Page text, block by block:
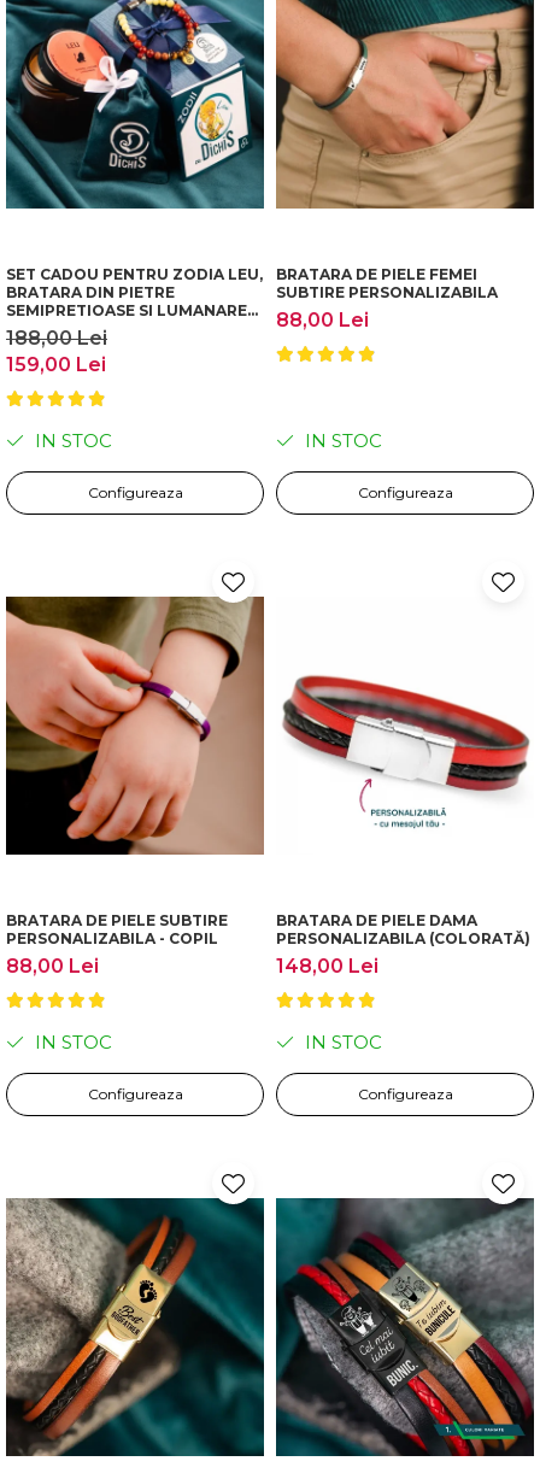
SET CADOU PENTRU ZODIA LEU,
BRATARA DIN PIETRE
SEMIPRETIOASE SI LUMANARE
PARFUMATA
188,00 Lei
159,00 Lei
IN STOC
Configureaza
BRATARA DE PIELE FEMEI
SUBTIRE PERSONALIZABILA
88,00 Lei
IN STOC
Configureaza
BRATARA DE PIELE SUBTIRE
PERSONALIZABILA - COPIL
88,00 Lei
IN STOC
Configureaza
BRATARA DE PIELE DAMA
PERSONALIZABILA (COLORATĂ)
148,00 Lei
IN STOC
Configureaza